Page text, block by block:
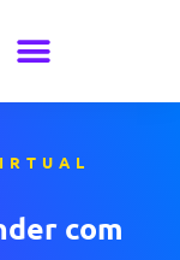
com